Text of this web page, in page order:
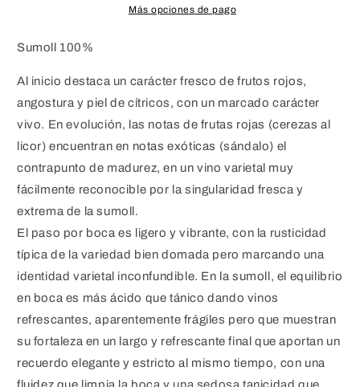
-
Bohigas
Bohigas
Más opciones de pago
Sumoll 100%
Al inicio destaca un carácter fresco de frutos rojos,
angostura y piel de cítricos, con un marcado carácter
vivo. En evolución, las notas de frutas rojas (cerezas al
licor) encuentran en notas exóticas (sándalo) el
contrapunto de madurez, en un vino varietal muy
fácilmente reconocible por la singularidad fresca y
extrema de la sumoll.
El paso por boca es ligero y vibrante, con la rusticidad
típica de la variedad bien domada pero marcando una
identidad varietal inconfundible. En la sumoll, el equilibrio
en boca es más ácido que tánico dando vinos
refrescantes, aparentemente frágiles pero que muestran
su fortaleza en un largo y refrescante final que aportan un
recuerdo elegante y estricto al mismo tiempo, con una